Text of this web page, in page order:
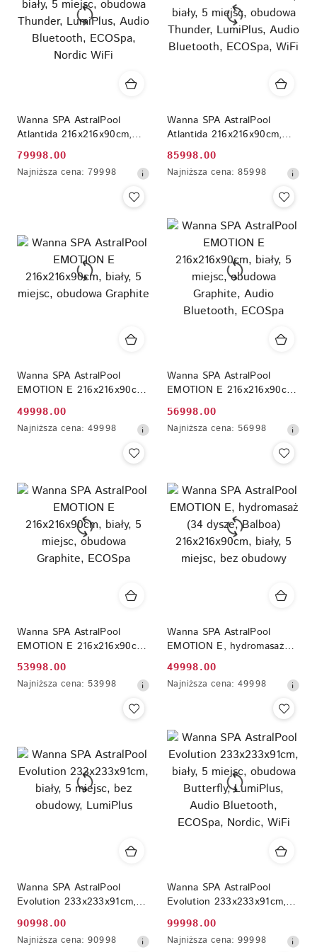
Wanna SPA AstralPool
Atlantida 216x216x90cm,
biały, 5 miejsc, obudowa
Thunder, LumiPlus, Audio
Bluetooth, ECOSpa, Nordic
Cena
promocyjna:
79998.00
Najniższa
przed
obniżką
Najniższa cena: 79998
Wanna SPA AstralPool
Atlantida 216x216x90cm,
biały, 5 miejsc, obudowa
Thunder, LumiPlus, Audio
Bluetooth, ECOSpa, WiFi
Cena
promocyjna:
85998.00
Najniższa
dni
Najniższa cena: 85998
Wanna SPA AstralPool
EMOTION E 216x216x90cm,
biały, 5 miejsc, obudowa
Graphite
Cena
promocyjna:
49998.00
Najniższa
przed
Najniższa cena: 49998
Wanna SPA AstralPool
EMOTION E 216x216x90cm,
biały, 5 miejsc, obudowa
Graphite, Audio Bluetooth,
ECOSpa
Cena
promocyjna:
56998.00
Najniższa
przed
obniżką
Najniższa cena: 56998
Wanna SPA AstralPool
EMOTION E 216x216x90cm,
biały, 5 miejsc, obudowa
Graphite, ECOSpa
Cena
promocyjna:
53998.00
Najniższa
przed
obniżką
Najniższa cena: 53998
Wanna SPA AstralPool
EMOTION E, hydromasaż
(34 dysze, Balboa)
216x216x90cm, biały, 5
miejsc, bez obudowy
Cena
promocyjna:
49998.00
Najniższa
dni
przed
obniżką
Najniższa cena: 49998
Wanna SPA AstralPool
Evolution 233x233x91cm,
biały, 5 miejsc, bez
obudowy, LumiPlus
Cena
promocyjna:
90998.00
Najniższa
Najniższa cena: 90998
Wanna SPA AstralPool
Evolution 233x233x91cm,
biały, 5 miejsc, obudowa
Butterfly, LumiPlus, Audio
Bluetooth, ECOSpa, Nordic,
Cena
promocyjna:
99998.00
Najniższa
Najniższa cena: 99998